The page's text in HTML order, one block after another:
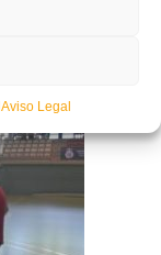
Aviso Legal